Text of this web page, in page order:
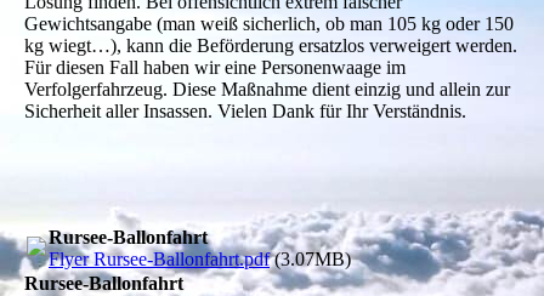
Gewichtsangabe (man weiß sicherlich, ob man 105 kg oder 150
kg wiegt…), kann die Beförderung ersatzlos verweigert werden.
Für diesen Fall haben wir eine Personenwaage im
Verfolgerfahrzeug. Diese Maßnahme dient einzig und allein zur
Sicherheit aller Insassen. Vielen Dank für Ihr Verständnis.
Rursee-Ballonfahrt
Flyer Rursee-Ballonfahrt.pdf(3.07MB)
Rursee-Ballonfahrt